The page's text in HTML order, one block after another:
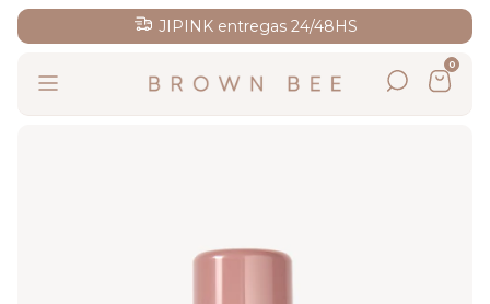
JIPINK entregas 24/48HS
0